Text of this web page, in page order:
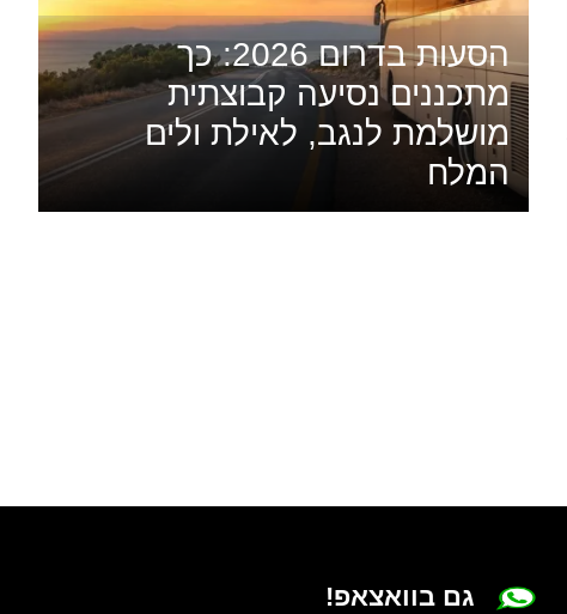
הסעות בדרום 2026: כך
מתכננים נסיעה קבוצתית
מושלמת לנגב, לאילת ולים
המלח
גם בוואצאפ!